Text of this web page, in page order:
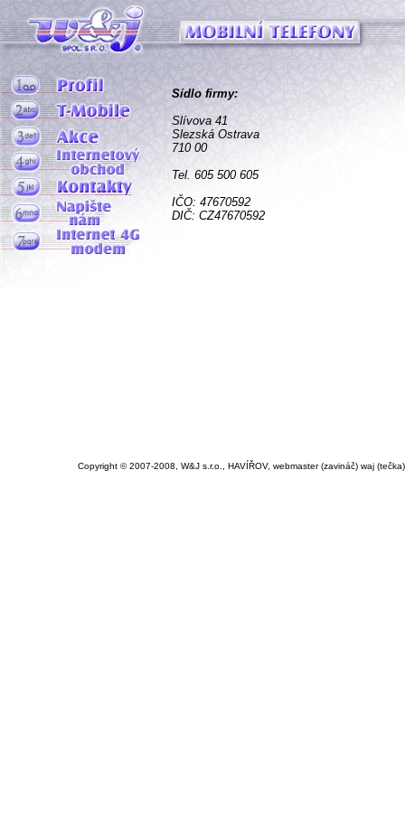
Copyright © 2007-2008, W&J s.r.o., HAVÍŘOV, webmaster (zavináč) waj
Sídlo firmy:
Slívova 41
Slezská Ostrava
710 00
Tel. 605 500 605
IČO: 47670592
DIČ: CZ47670592